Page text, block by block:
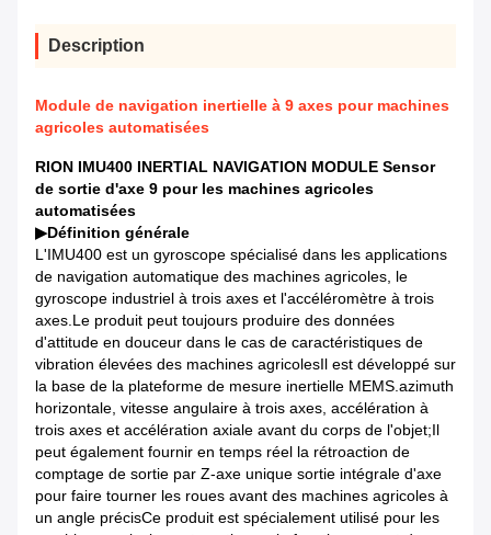
Description
Module de navigation inertielle à 9 axes pour machines
agricoles automatisées
RION IMU400 INERTIAL NAVIGATION MODULE Sensor
de sortie d'axe 9 pour les machines agricoles
automatisées
▶Définition générale
L'IMU400 est un gyroscope spécialisé dans les applications
de navigation automatique des machines agricoles, le
gyroscope industriel à trois axes et l'accéléromètre à trois
axes.Le produit peut toujours produire des données
d'attitude en douceur dans le cas de caractéristiques de
vibration élevées des machines agricolesIl est développé sur
la base de la plateforme de mesure inertielle MEMS.azimuth
horizontale, vitesse angulaire à trois axes, accélération à
trois axes et accélération axiale avant du corps de l'objet;Il
peut également fournir en temps réel la rétroaction de
comptage de sortie par Z-axe unique sortie intégrale d'axe
pour faire tourner les roues avant des machines agricoles à
un angle précisCe produit est spécialement utilisé pour les